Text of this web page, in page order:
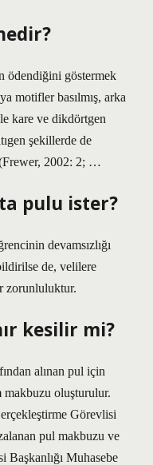
ödendiğini göstermek
motifler basılmış, arka
kare ve dikdörtgen
şekillerde de
2002: 2; …
pulu ister?
devamsızlığı
de, velilere
zorunluluktur.
kesilir mi?
alınan pul için
makbuzu oluşturulur.
Görevlisi
pul makbuzu ve
Başkanlığı Muhasebe